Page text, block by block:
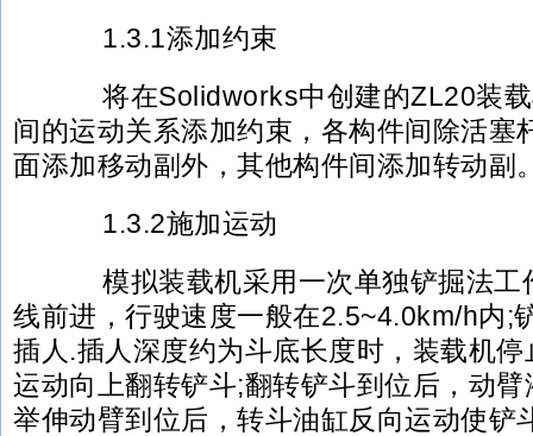
1.3.1添加约束
将在Solidworks中创建的ZL20装载
间的运动关系添加约束，各构件间除活塞
面添加移动副外，其他构件间添加转动副
1.3.2施加运动
模拟装载机采用一次单独铲掘法工
线前进，行驶速度一般在2.5~4.0km/h内;
插人.插人深度约为斗底长度时，装载机
运动向上翻转铲斗;翻转铲斗到位后，动
举伸动臂到位后，转斗油缸反向运动使铲